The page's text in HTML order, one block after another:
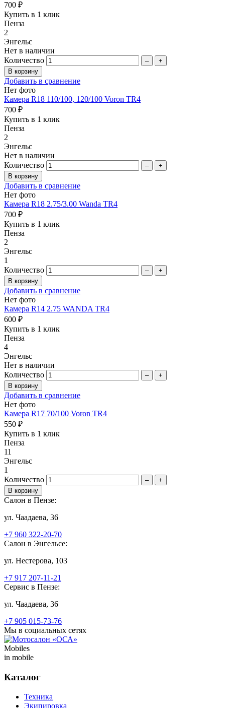
700 ₽
Купить в 1 клик
Пенза
2
Энгельс
Нет в наличии
Количество
– +
Добавить в сравнение
Нет фото
Камера R18 110/100, 120/100 Voron TR4
700 ₽
Купить в 1 клик
Пенза
2
Энгельс
Нет в наличии
Количество
– +
Добавить в сравнение
Нет фото
Камера R18 2.75/3.00 Wanda TR4
700 ₽
Купить в 1 клик
Пенза
2
Энгельс
1
Количество
– +
Добавить в сравнение
Нет фото
Камера R14 2.75 WANDA TR4
600 ₽
Купить в 1 клик
Пенза
4
Энгельс
Нет в наличии
Количество
– +
Добавить в сравнение
Нет фото
Камера R17 70/100 Voron TR4
550 ₽
Купить в 1 клик
Пенза
11
Энгельс
1
Количество
– +
Салон в Пензе:
ул. Чаадаева, 36
+7 960 322-20-70
Салон в Энгельсе:
ул. Нестерова, 103
+7 917 207-11-21
Сервис в Пензе:
ул. Чаадаева, 36
+7 905 015-73-76
Мы в социальных сетях
Mobiles
in mobile
Каталог
Техника
Экипировка